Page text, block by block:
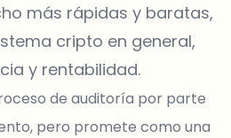
más rápidas y baratas,
cripto en general,
y rentabilidad.
de auditoría por parte
pero promete como una